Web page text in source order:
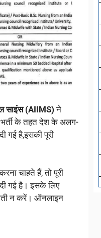
साइंस (AIIMS)ने
भर्ती के तहत देश के अलग-
गई है,इसकी पूरी
चाहते हैं, तो पूरी
गई है। इसके लिए
न करें। ऑनलाइन